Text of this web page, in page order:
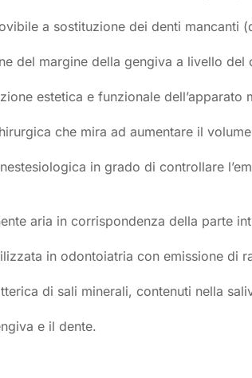
a sostituzione dei denti mancanti
del margine della gengiva a livello
estetica e funzionale
che mira ad aumentare il
in grado di controllare
aria in corrispondenza della parte
in odontoiatria con emissione di
di sali minerali, contenuti nella
e il dente.